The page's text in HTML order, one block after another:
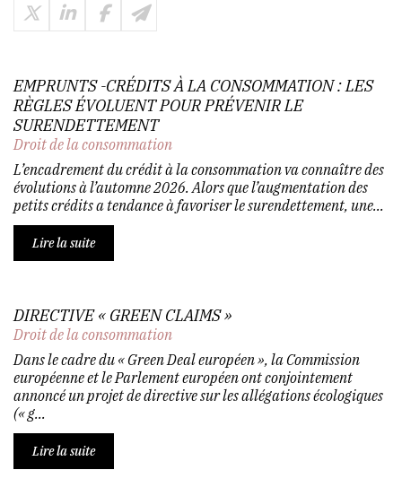
EMPRUNTS -CRÉDITS À LA CONSOMMATION : LES
RÈGLES ÉVOLUENT POUR PRÉVENIR LE
SURENDETTEMENT
Droit de la consommation
L’encadrement du crédit à la consommation va connaître des
évolutions à l’automne 2026. Alors que l’augmentation des
petits crédits a tendance à favoriser le surendettement, une...
Lire la suite
DIRECTIVE « GREEN CLAIMS »
Droit de la consommation
Dans le cadre du « Green Deal européen », la Commission
européenne et le Parlement européen ont conjointement
annoncé un projet de directive sur les allégations écologiques
(« g...
Lire la suite